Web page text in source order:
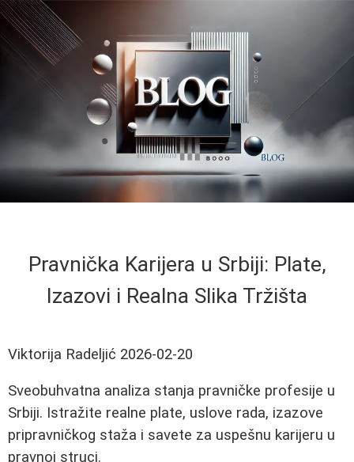
Pravnička Karijera u Srbiji: Plate,
Izazovi i Realna Slika Tržišta
Viktorija Radeljić 2026-02-20
Sveobuhvatna analiza stanja pravničke profesije u
Srbiji. Istražite realne plate, uslove rada, izazove
pripravničkog staža i savete za uspešnu karijeru u
pravnoj struci.